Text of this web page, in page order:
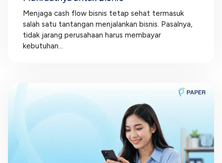
Menjaga cash flow bisnis tetap sehat termasuk
salah satu tantangan menjalankan bisnis. Pasalnya,
tidak jarang perusahaan harus membayar
kebutuhan...